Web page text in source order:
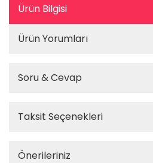
Ürün Bilgisi
Ürün Yorumları
Soru & Cevap
Taksit Seçenekleri
Önerileriniz